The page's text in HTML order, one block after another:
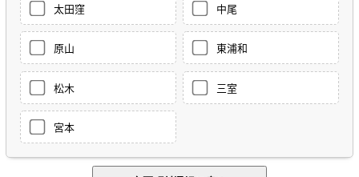
太田窪 中尾
原山 東浦和
松木 三室
宮本